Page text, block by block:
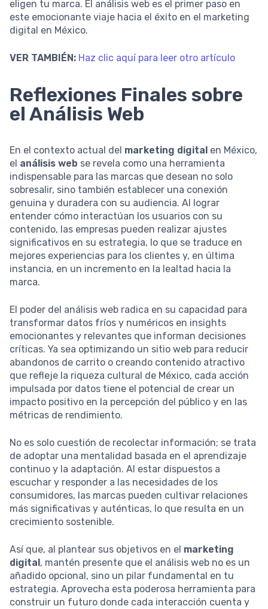
eligen tu marca. El análisis web es el primer paso en
este emocionante viaje hacia el éxito en el marketing
digital en México.
VER TAMBIÉN: Haz clic aquí para leer otro artículo
Reflexiones Finales sobre
el Análisis Web
En el contexto actual del marketing digital en México,
el análisis web se revela como una herramienta
indispensable para las marcas que desean no solo
sobresalir, sino también establecer una conexión
genuina y duradera con su audiencia. Al lograr
entender cómo interactúan los usuarios con su
contenido, las empresas pueden realizar ajustes
significativos en su estrategia, lo que se traduce en
mejores experiencias para los clientes y, en última
instancia, en un incremento en la lealtad hacia la
marca.
El poder del análisis web radica en su capacidad para
transformar datos fríos y numéricos en insights
emocionantes y relevantes que informan decisiones
críticas. Ya sea optimizando un sitio web para reducir
abandonos de carrito o creando contenido atractivo
que refleje la riqueza cultural de México, cada acción
impulsada por datos tiene el potencial de crear un
impacto positivo en la percepción del público y en las
métricas de rendimiento.
No es solo cuestión de recolectar información; se trata
de adoptar una mentalidad basada en el aprendizaje
continuo y la adaptación. Al estar dispuestos a
escuchar y responder a las necesidades de los
consumidores, las marcas pueden cultivar relaciones
más significativas y auténticas, lo que resulta en un
crecimiento sostenible.
Así que, al plantear sus objetivos en el marketing
digital , mantén presente que el análisis web no es un
añadido opcional, sino un pilar fundamental en tu
estrategia. Aprovecha esta poderosa herramienta para
construir un futuro donde cada interacción cuenta y